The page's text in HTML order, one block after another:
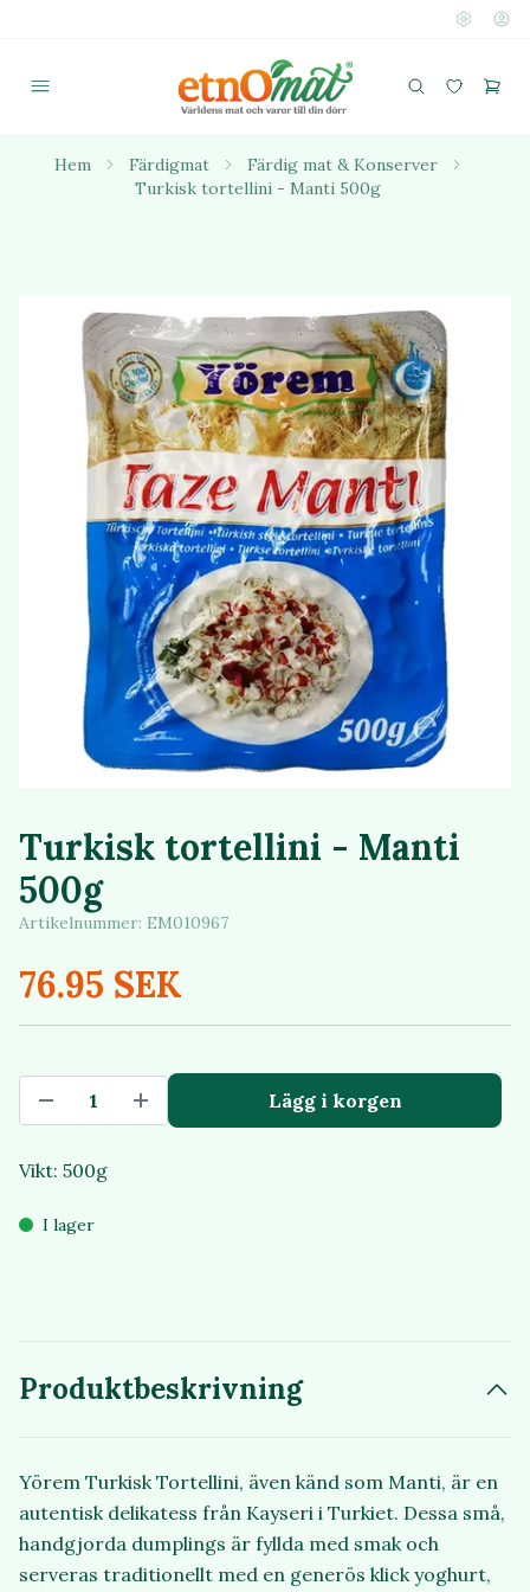
Hem Färdigmat
Färdig mat & Konserver
Turkisk tortellini - Manti 500g
Turkisk tortellini - Manti
500g
Artikelnummer: EM010967
76.95 SEK
Lägg i korgen
Vikt: 500g
I lager
Produktbeskrivning
Yörem Turkisk Tortellini, även känd som Manti, är en
autentisk delikatess från Kayseri i Turkiet. Dessa små,
handgjorda dumplings är fyllda med smak och
serveras traditionellt med en generös klick yoghurt,